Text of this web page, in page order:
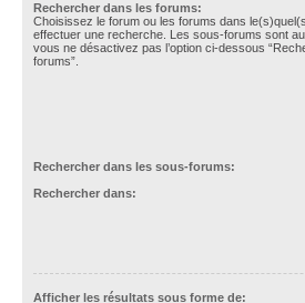
Rechercher dans les forums:
Choisissez le forum ou les forums dans
effectuer une recherche. Les sous-forums sont
vous ne désactivez pas l’option ci-dessous
forums”.
Rechercher dans les sous-forums:
Rechercher dans:
Afficher les résultats sous forme de: